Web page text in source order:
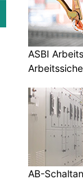
ASBI
AB-